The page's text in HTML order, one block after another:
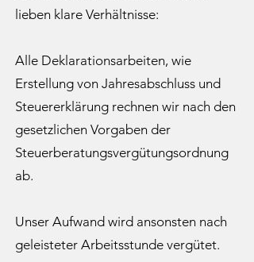
lieben klare Verhältnisse:
Alle Deklarationsarbeiten, wie
Erstellung von Jahresabschluss und
Steuererklärung rechnen wir nach den
gesetzlichen Vorgaben der
Steuerberatungsvergütungsordnung
ab.
Unser Aufwand wird ansonsten nach
geleisteter Arbeitsstunde vergütet.